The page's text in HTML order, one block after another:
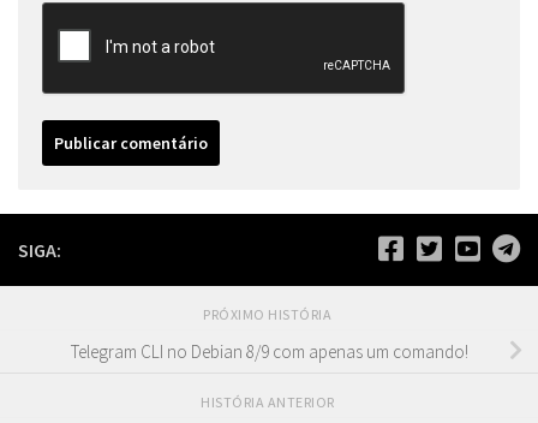
SIGA:
PRÓXIMO HISTÓRIA
Telegram CLI no Debian 8/9 com apenas um comando!
HISTÓRIA ANTERIOR